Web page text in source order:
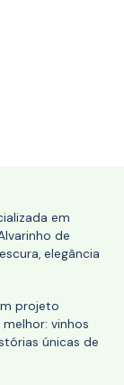
em
de
elegância
projeto
vinhos
únicas de